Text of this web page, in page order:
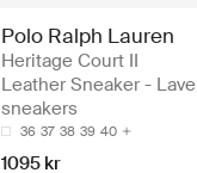
Polo Ralph Lauren
Heritage Court II
Leather Sneaker - Lave
sneakers
36 37 38 39 40
1095 kr